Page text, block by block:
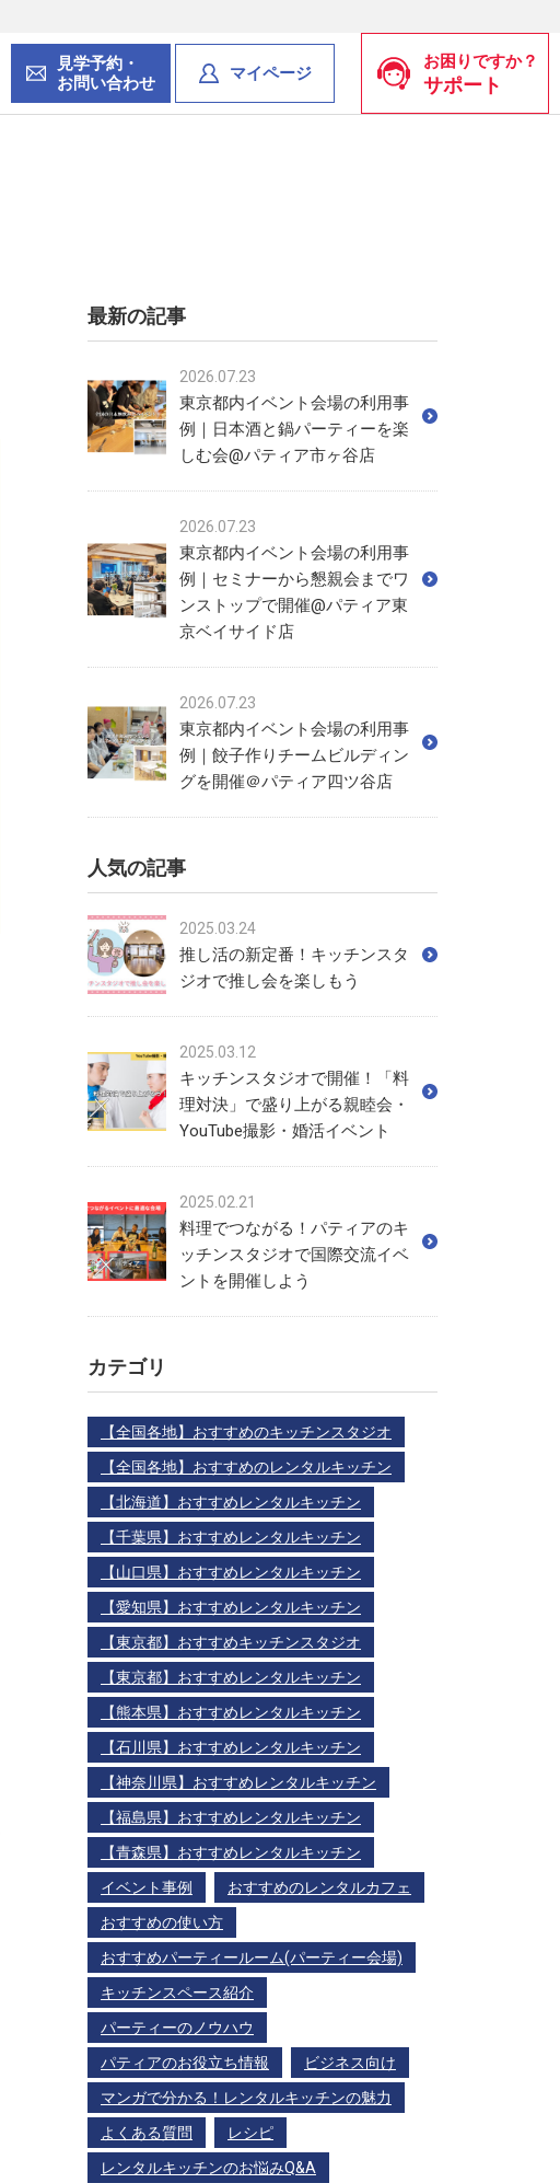
見学予約・
お問い合わせ
マイページ
お困りですか？
サポート
最新の記事
2026.07.23
東京都内イベント会場の利用事
例｜日本酒と鍋パーティーを楽
しむ会@パティア市ヶ谷店
2026.07.23
東京都内イベント会場の利用事
例｜セミナーから懇親会までワ
ンストップで開催@パティア東
京ベイサイド店
2026.07.23
東京都内イベント会場の利用事
例｜餃子作りチームビルディン
グを開催＠パティア四ツ谷店
人気の記事
2025.03.24
推し活の新定番！キッチンスタ
ジオで推し会を楽しもう
2025.03.12
キッチンスタジオで開催！「料
理対決」で盛り上がる親睦会・
YouTube撮影・婚活イベント
2025.02.21
料理でつながる！パティアのキ
ッチンスタジオで国際交流イベ
ントを開催しよう
カテゴリ
【全国各地】おすすめのキッチンスタジオ
【全国各地】おすすめのレンタルキッチン
【北海道】おすすめレンタルキッチン
【千葉県】おすすめレンタルキッチン
【山口県】おすすめレンタルキッチン
【愛知県】おすすめレンタルキッチン
【東京都】おすすめキッチンスタジオ
【東京都】おすすめレンタルキッチン
【熊本県】おすすめレンタルキッチン
【石川県】おすすめレンタルキッチン
【神奈川県】おすすめレンタルキッチン
【福島県】おすすめレンタルキッチン
【青森県】おすすめレンタルキッチン
イベント事例
おすすめのレンタルカフェ
おすすめの使い方
おすすめパーティールーム(パーティー会場)
キッチンスペース紹介
パーティーのノウハウ
パティアのお役立ち情報
ビジネス向け
マンガで分かる！レンタルキッチンの魅力
よくある質問
レシピ
レンタルキッチンのお悩みQ&A